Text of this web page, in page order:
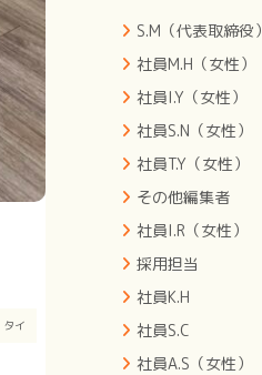
タイ
S.M（代表取締役）
社員M.H（女性）
社員I.Y（女性）
社員S.N（女性）
社員T.Y（女性）
その他編集者
社員I.R（女性）
採用担当
社員K.H
社員S.C
社員A.S（女性）